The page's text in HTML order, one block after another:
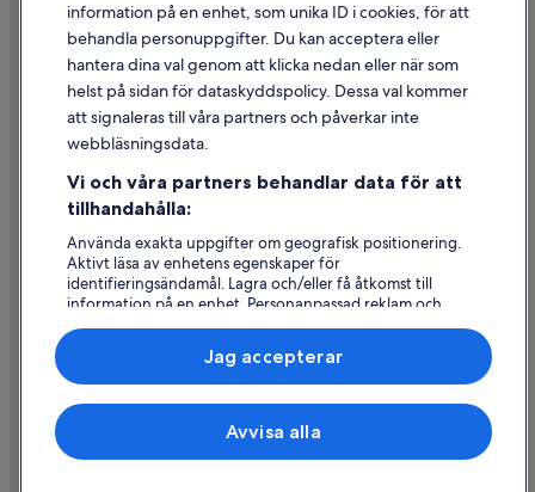
Juridisk information/Kontakta oss
Riktlinjer för innehåll och anmäla innehåll
Hjälp
Avboka eller ändra din bokning
Återbetalningsprocess och tidslinjer
Boka ett flyg med flygbolagskredit
Internationella resedokument
© 2026 Expedia, Inc., ett företag i Expedia Group. Med ensamrätt.
Expedia och Expedias logotyp är varumärken eller registrerade
information på en enhet, som unika ID i cookies, för att
behandla personuppgifter. Du kan acceptera eller
hantera dina val genom att klicka nedan eller när som
helst på sidan för dataskyddspolicy. Dessa val kommer
att signaleras till våra partners och påverkar inte
webbläsningsdata.
Vi och våra partners behandlar data för att
tillhandahålla:
Använda exakta uppgifter om geografisk positionering.
Aktivt läsa av enhetens egenskaper för
identifieringsändamål. Lagra och/eller få åtkomst till
information på en enhet. Personanpassad reklam och
innehåll, reklam- och innehållsmätning, forskning
Lista över partner (leverantörer)
Avvisa alla
Jag accepterar